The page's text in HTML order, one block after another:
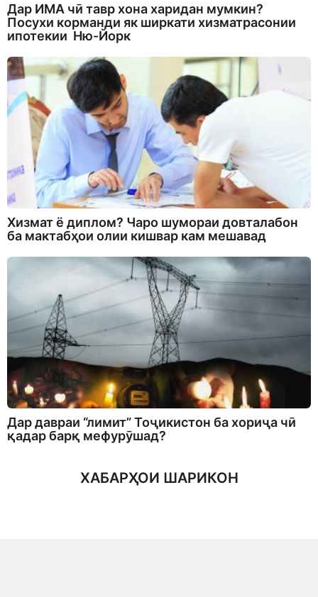
Дар ИМА чӣ тавр хона харидан мумкин?
Посухи корманди як ширкати хизматрасонии
ипотекии Ню-Йорк
Хизмат ё диплом? Чаро шумораи довталабон
ба мактабҳои олии кишвар кам мешавад
Дар давраи “лимит” Тоҷикистон ба хориҷа чӣ
қадар барқ мефурӯшад?
ХАБАРҲОИ ШАРИКОН